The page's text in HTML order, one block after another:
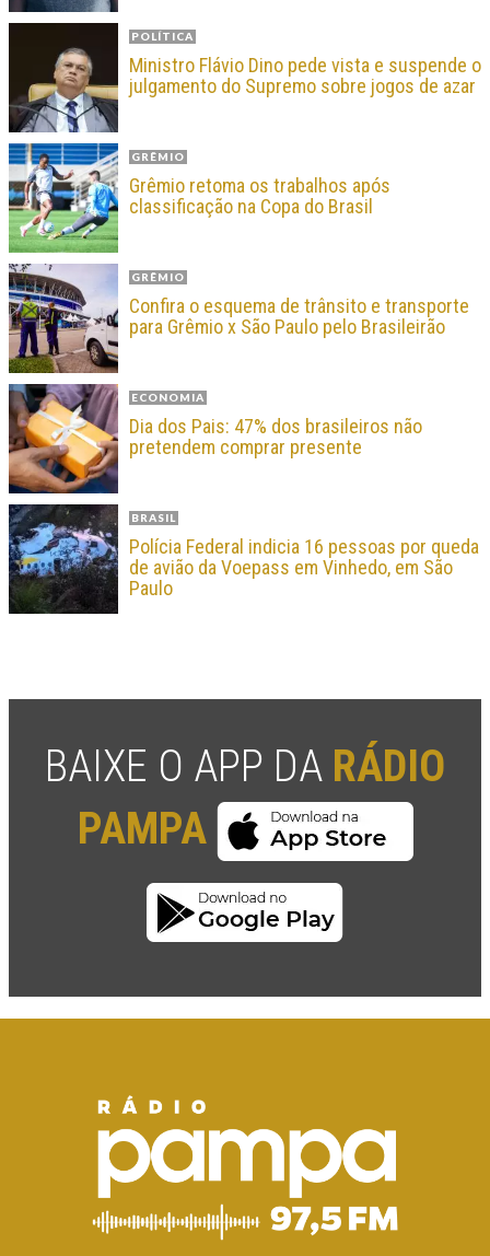
POLÍTICA
Ministro Flávio Dino pede vista e suspende o
julgamento do Supremo sobre jogos de azar
GRÊMIO
Grêmio retoma os trabalhos após
classificação na Copa do Brasil
GRÊMIO
Confira o esquema de trânsito e transporte
para Grêmio x São Paulo pelo Brasileirão
ECONOMIA
Dia dos Pais: 47% dos brasileiros não
pretendem comprar presente
BRASIL
Polícia Federal indicia 16 pessoas por queda
de avião da Voepass em Vinhedo, em São
Paulo
BAIXE O APP DA RÁDIO
PAMPA